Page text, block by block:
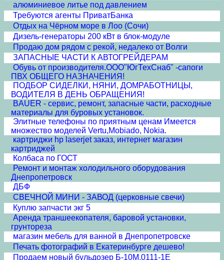
алюминиевое литье под давлением
Требуются агенты ПриватБанка
Отдых на Чёрном море в Лоо (Сочи)
Дизель-генераторы 200 кВт в блок-модуле
Продаю дом рядом с рекой, недалеко от Волги
ЗАПАСНЫЕ ЧАСТИ К АВТОГРЕЙДЕРАМ
Обувь от производителя.ООО"ЮгТехСнаб" -сапоги
ПВХ ОБЩЕГО НАЗНАЧЕНИЯ!
ПОДБОР СИДЕЛКИ, НЯНИ, ДОМРАБОТНИЦЫ,
ВОДИТЕЛЯ В ДЕНЬ ОБРАЩЕНИЯ!
BAUER - сервис, ремонт, запасные части, расходные
материалы для буровых установок.
Элитные телефоны по приятным ценам Имеется
множество моделей Vertu,Mobiado, Nokia.
картриджи hp laserjet заказ, интернет магазин
картриджей
Колбаса по ГОСТ
Ремонт и монтаж холодильного оборудования
Днепропетровск
ДБФ
СВЕЧНОЙ МИНИ - ЗАВОД (церковные свечи)
Куплю запчасти экг 5
Аренда траншеекопателя, баровой установки,
грунтореза
магазин мебель для ванной в Днепропетровске
Печать фотографий в Екатеринбурге дешево!
Продаем новый бульдозер Б-10М.0111-1Е